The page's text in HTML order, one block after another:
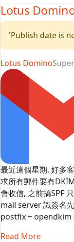
Lotus
'Publish date is
Lotus Domino
最近這個星期, 好多
求所有郵件要有
會收信, 之前搞SPF
mail server 識簽名
postfix + opendkim
Read More